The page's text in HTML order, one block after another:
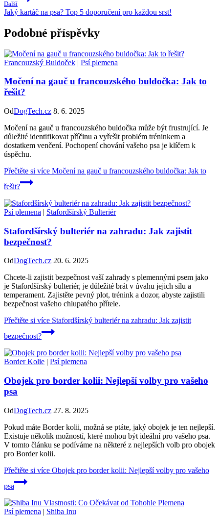
Další
Jaký kartáč na psa? Top 5 doporučení pro každou srst!
Podobné příspěvky
Francouzský Buldoček | Psí plemena
Močení na gauč u francouzského buldočka: Jak to
řešit?
OdDogTech.cz 8. 6. 2025
Močení na gauč u francouzského buldočka může být frustrující. Je
důležité identifikovat příčinu a vyřešit problém tréninkem a
dostatkem venčení. Pochopení chování vašeho psa je klíčem k
úspěchu.
Přečtěte si více Močení na gauč u francouzského buldočka: Jak to
řešit?
Psí plemena | Stafordšírský Bulteriér
Stafordšírský bulteriér na zahradu: Jak zajistit
bezpečnost?
OdDogTech.cz 20. 6. 2025
Chcete-li zajistit bezpečnost vaší zahrady s plemennými psem jako
je Stafordšírský bulteriér, je důležité brát v úvahu jejich sílu a
temperament. Zajistěte pevný plot, trénink a dozor, abyste zajistili
bezpečnost vašeho chlupatého přítele.
Přečtěte si více Stafordšírský bulteriér na zahradu: Jak zajistit
bezpečnost?
Border Kolie | Psí plemena
Obojek pro border kolii: Nejlepší volby pro vašeho
psa
OdDogTech.cz 27. 8. 2025
Pokud máte Border kolii, možná se ptáte, jaký obojek je ten nejlepší.
Existuje několik možností, které mohou být ideální pro vašeho psa.
V tomto článku se podíváme na některé z nejlepších volb pro obojek
pro Border kolii.
Přečtěte si více Obojek pro border kolii: Nejlepší volby pro vašeho
psa
Psí plemena | Shiba Inu